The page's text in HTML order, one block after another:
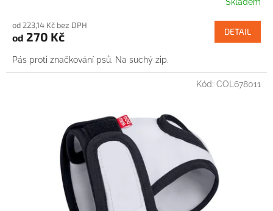
od 223,14 Kč bez DPH
od 270 Kč DETAIL
Pás proti značkování psů. Na suchý zip.
Kód: COL678011